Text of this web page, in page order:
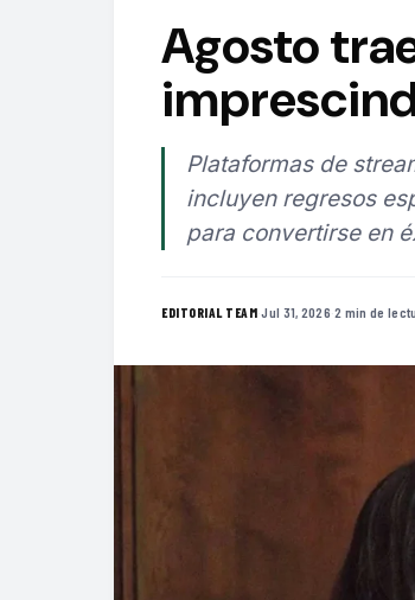
Agosto
Plataformas de
incluyen regresos
para convertirse en
EDITORIAL TEAM·Jul 31, 2026·2 min de